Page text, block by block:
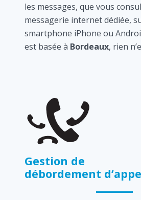
les messages, que vous
messagerie internet dédiée,
smartphone iPhone ou
est basée à Bordeaux, rien
Gestion de
débordement